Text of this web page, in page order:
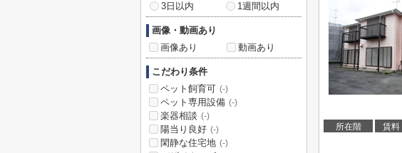
所在階 賃料
3日以内
1週間以内
画像・動画あり
画像あり
動画あり
こだわり条件
ペット飼育可 (-)
ペット専用設備 (-)
楽器相談 (-)
陽当り良好 (-)
閑静な住宅地 (-)